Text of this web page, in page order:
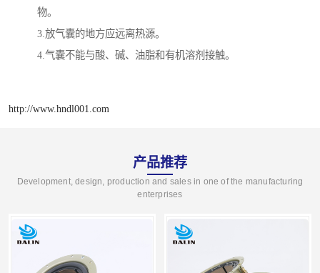
物。
3.放气囊的地方应远离热源。
4.气囊不能与酸、碱、油脂和有机溶剂接触。
http://www.hndl001.com
产品推荐
Development, design, production and sales in one of the manufacturing
enterprises